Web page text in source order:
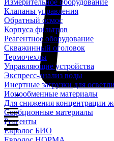
Измерительное оборудование
Клапаны управления
Обратный осмос
Корпуса фильтров
Реагентное оборудование
Скважинный оголовок
Термочехлы
Управляющие устройства
Экспресс-анализ воды
Инертные загрузки для
Ионообменные материалы
Для снижения концентрации
Сорбционные материалы
Реагенты
Евролос БИО